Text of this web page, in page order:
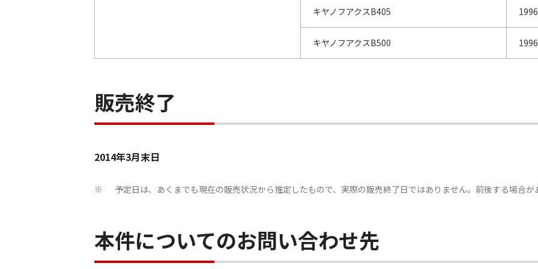
キヤノフアクスB405
キヤノフアクスB500
販売終了
2014年3月末日
※ 予定日は、あくまでも現在の販売状況から推定したもので、実際の販売終了日ではありません。前後する場合が
本件についてのお問い合わせ先